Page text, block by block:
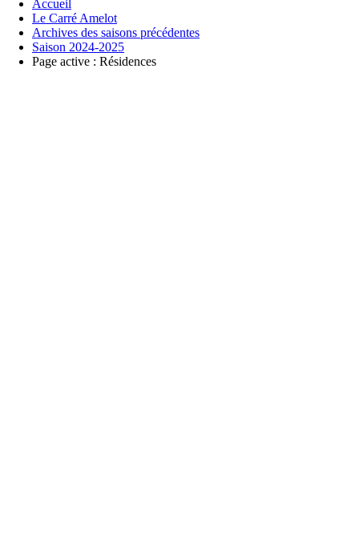
Accueil
Le Carré Amelot
Archives des saisons précédentes
Saison 2024-2025
Page active : Résidences